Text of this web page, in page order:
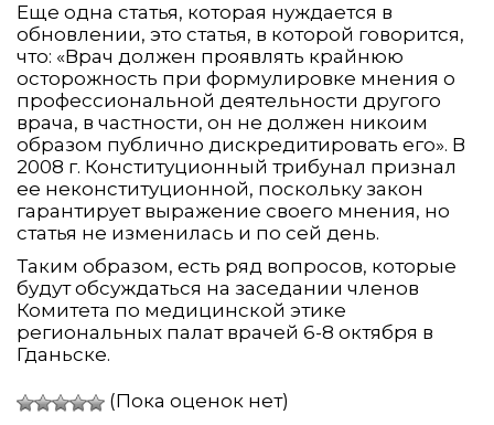
Еще одна статья, которая нуждается в
обновлении, это статья, в которой говорится,
что: «Врач должен проявлять крайнюю
осторожность при формулировке мнения о
профессиональной деятельности другого
врача, в частности, он не должен никоим
образом публично дискредитировать его». В
2008 г. Конституционный трибунал признал
ее неконституционной, поскольку закон
гарантирует выражение своего мнения, но
статья не изменилась и по сей день.
Таким образом, есть ряд вопросов, которые
будут обсуждаться на заседании членов
Комитета по медицинской этике
региональных палат врачей 6-8 октября в
Гданьске.
(Пока оценок нет)